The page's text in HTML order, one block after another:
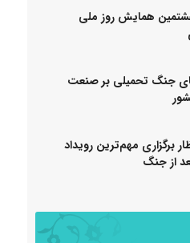
همایش روز ملی
جنگ تحمیلی بر صنعت
برگزاری مهم‌ترین رویداد
از جنگ